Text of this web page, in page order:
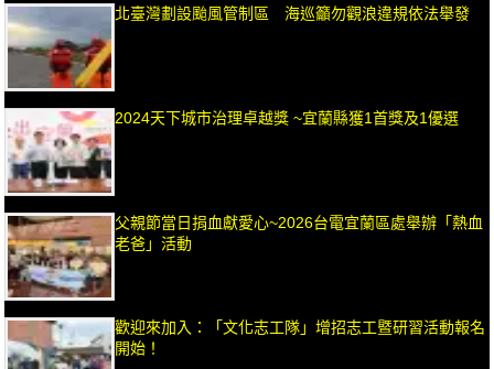
北臺灣劃設颱風管制區 海巡籲勿觀浪違規依法舉發
2024天下城市治理卓越獎 ~宜蘭縣獲1首獎及1優選
父親節當日捐血獻愛心~2026台電宜蘭區處舉辦「熱血
老爸」活動
歡迎來加入：「文化志工隊」增招志工暨研習活動報名
開始！